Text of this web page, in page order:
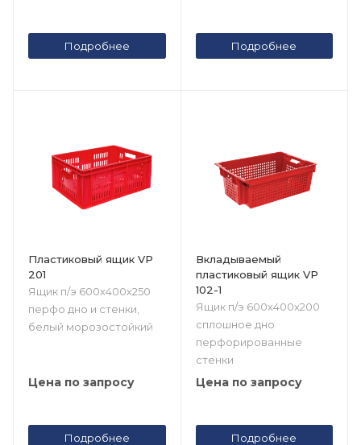
Подробнее Подробнее
Пластиковый ящик VP
201
Ящик п/э 600х400х250
перфо дно и стенки,
белый морозостойкий
Цена по запросу
Подробнее
Вкладываемый
пластиковый ящик VP
102-1
Ящик п/э 600х400х200
сплошное дно
перфорированные
стенки
Цена по запросу
Подробнее